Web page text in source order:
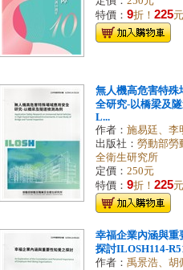
特價： 9折！ 225元
無人機高危害特殊
全研究-以橋梁及
L...
作者： 施易廷、李
出版社： 勞動部勞
全衛生研究所
定價： 250元
特價： 9折！ 225元
幸福企業內涵與重
探討ILOSH114-
作者： 禹景浩、胡